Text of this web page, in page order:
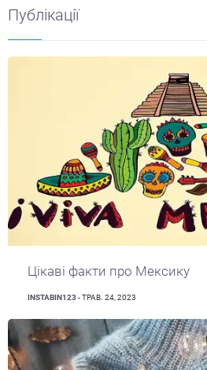
Публікації
Цікаві факти про Мексику
INSTABIN123 - ТРАВ. 24, 2023